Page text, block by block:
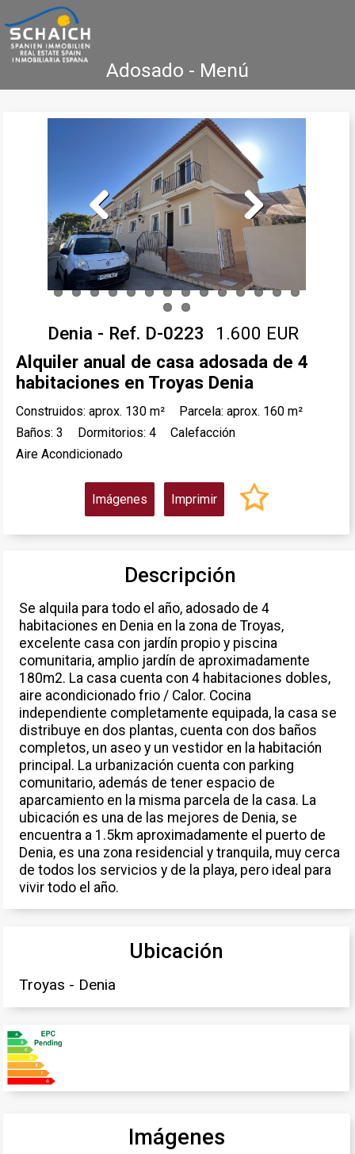
Adosado - Menú
Costa Blanca Venta Alquiler
Nueva Construcción
Agencia Inmobiliaria Testimonios
Contacto
Previous Next
Denia - Ref. D-0223
1.600 EUR
Alquiler anual de casa adosada de 4
habitaciones en Troyas Denia
Construidos: aprox. 130 m²
Parcela: aprox. 160 m²
Baños: 3
Dormitorios: 4
Calefacción
Aire Acondicionado
Imágenes Imprimir
Descripción
Se alquila para todo el año, adosado de 4
habitaciones en Denia en la zona de Troyas,
excelente casa con jardín propio y piscina
comunitaria, amplio jardín de aproximadamente
180m2. La casa cuenta con 4 habitaciones dobles,
aire acondicionado frio / Calor. Cocina
independiente completamente equipada, la casa se
distribuye en dos plantas, cuenta con dos baños
completos, un aseo y un vestidor en la habitación
principal. La urbanización cuenta con parking
comunitario, además de tener espacio de
aparcamiento en la misma parcela de la casa. La
ubicación es una de las mejores de Denia, se
encuentra a 1.5km aproximadamente el puerto de
Denia, es una zona residencial y tranquila, muy cerca
de todos los servicios y de la playa, pero ideal para
vivir todo el año.
Ubicación
Troyas - Denia
Imágenes